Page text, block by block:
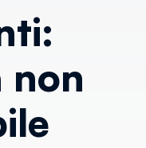
non